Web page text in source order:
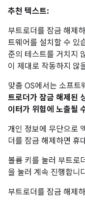
추천 텍스트:
부트로더를 잠금 해제
트웨어를 설치할 수 있
준의 테스트를 거치지
이 제대로 작동하지 않
맞춤 OS에서는 소프트
트로더가 잠금 해제된
이터가 위험에 노출될
개인 정보에 무단으로
더를 잠금 해제하면 휴
볼륨 키를 눌러 부트로
을 눌러 계속 진행합니
부트로더를 잠금 해제